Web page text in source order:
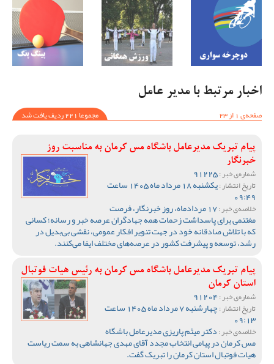
اخبار مرتبط با مدیر عامل
صفحه‌ی 1 از 23
مجموعا 221 ردیف یافت شد
پیام تبریک مدیرعامل باشگاه مس کرمان به مناسبت روز
خبرنگار
شماره‌ی خبر :
تاریخ انتشار : یکشنبه 18 مرداد ماه 1405 ساعت
09:49
خلاصه‌ی خبر : 17 مردادماه، روز خبرنگار، فرصت
مغتنمی برای پاسداشت زحمات همه جهادگران عرصه خبر و رسانه؛ کسانی
که با تلاش صادقانه خود در جهت تنویر افکار عمومی، نقشی بی‌بدیل در
رشد، توسعه و پیشرفت کشور در عرصه‌های مختلف ایفا می‌کنند.
پیام تبریک مدیرعامل باشگاه مس کرمان به رئیس هیات فوتبال
استان کرمان
شماره‌ی خبر :
تاریخ انتشار : چهارشنبه 7 مرداد ماه 1405 ساعت
09:13
خلاصه‌ی خبر :دکتر میثم پاریزی مدیرعامل باشگاه
مس کرمان در پیامی انتخاب مجدد آقای مهدی جهانشاهی به سمت ریاست
هیات فوتبال استان کرمان را تبریک گفت‌.